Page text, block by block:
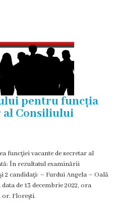
pentru funcția
al Consiliului
funcţiei vacante de secretar al
În rezultatul examinării
2 candidaţi: – Furdui Angela – Oală
de 13 decembrie 2022, ora
or. Floreşti.